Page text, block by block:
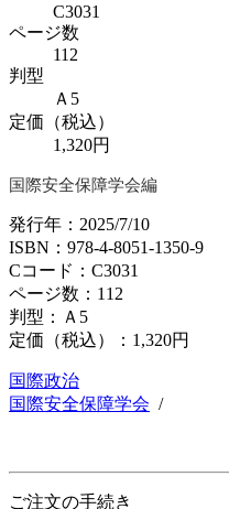
C3031
ページ数
112
判型
Ａ5
定価（税込）
1,320円
国際安全保障学会編
発行年：2025/7/10
ISBN：978-4-8051-1350-9
Cコード：C3031
ページ数：112
判型：Ａ5
定価（税込）： 1,320円
国際政治
国際安全保障学会 /
ご注文の手続き